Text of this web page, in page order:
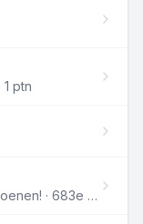
1 ptn
STELLA+BELLEVUE · FC De Kampioenen! · 683e · 1 ptn